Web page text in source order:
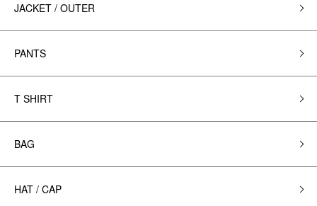
JACKET / OUTER
PANTS
T SHIRT
BAG
HAT / CAP